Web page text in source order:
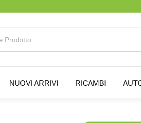
NUOVI ARRIVI RICAMBI